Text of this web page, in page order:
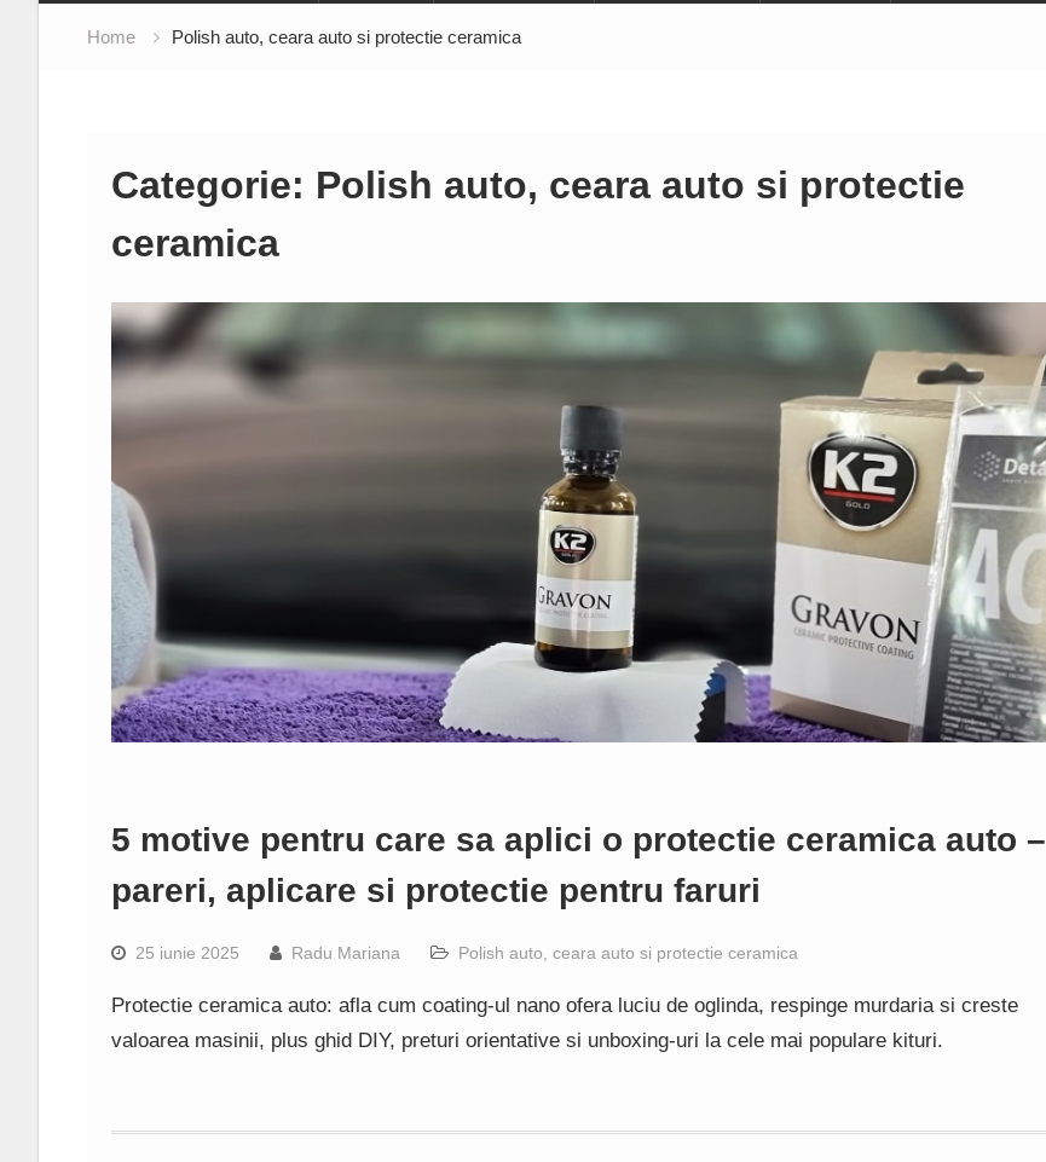
Home Polish auto, ceara auto si protectie ceramica
Categorie: Polish auto, ceara auto si protectie
ceramica
5 motive pentru care sa aplici o protectie ceramica auto –
pareri, aplicare si protectie pentru faruri
25 iunie 2025 Radu Mariana Polish auto, ceara auto si protectie ceramica
Protectie ceramica auto: afla cum coating-ul nano ofera luciu de oglinda, respinge murdaria si creste
valoarea masinii, plus ghid DIY, preturi orientative si unboxing-uri la cele mai populare kituri.